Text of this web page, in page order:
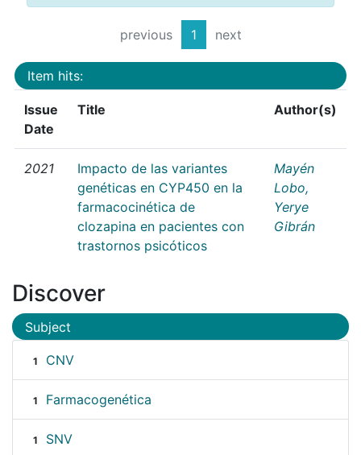
previous 1 next
Item hits:
Issue
Date
Title Author(s)
2021
Impacto de las variantes
genéticas en CYP450 en la
farmacocinética de
clozapina en pacientes con
trastornos psicóticos
Mayén
Lobo,
Yerye
Gibrán
Discover
Subject
1 CNV
1 Farmacogenética
1 SNV